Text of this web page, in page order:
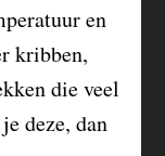
en
kribben,
die veel
deze, dan